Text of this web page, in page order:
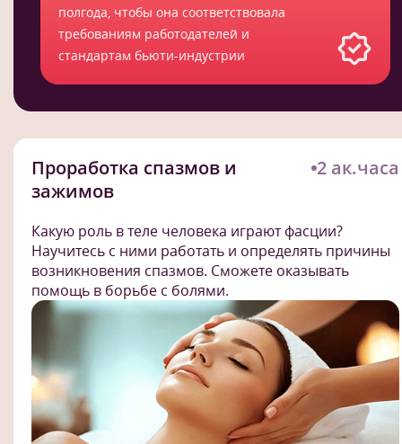
полгода, чтобы она соответствовала
требованиям работодателей и
стандартам бьюти-индустрии
Проработка спазмов и
зажимов
2 ак.часа
Какую роль в теле человека играют фасции?
Научитесь с ними работать и определять причины
возникновения спазмов. Сможете оказывать
помощь в борьбе с болями.